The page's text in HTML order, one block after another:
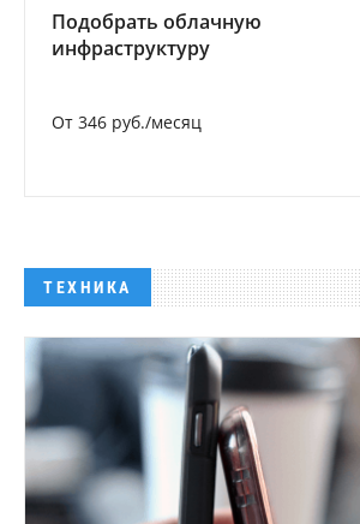
Подобрать облачную
инфраструктуру
От 346 руб./месяц
ТЕХНИКА